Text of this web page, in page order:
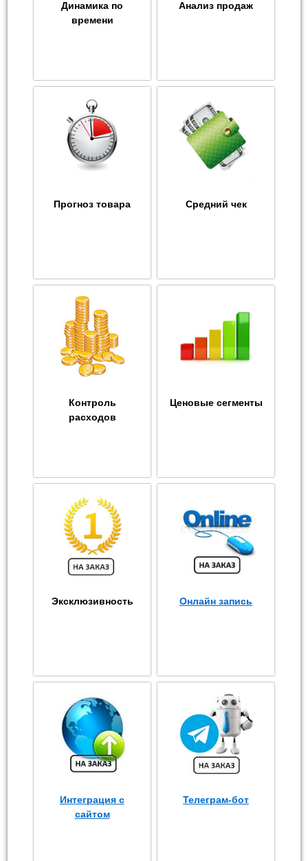
Динамика по
времени
Анализ продаж
Прогноз товара Средний чек
Контроль
расходов
Ценовые сегменты
Эксклюзивность Онлайн запись
Интеграция с
сайтом
Телеграм-бот